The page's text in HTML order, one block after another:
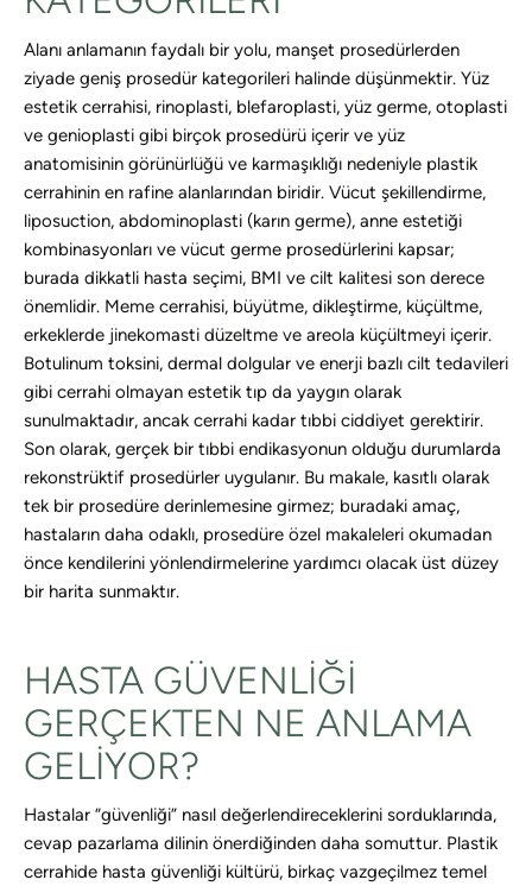
Alanı anlamanın faydalı bir yolu, manşet prosedürlerden
ziyade geniş prosedür kategorileri halinde düşünmektir. Yüz
estetik cerrahisi, rinoplasti, blefaroplasti, yüz germe, otoplasti
ve genioplasti gibi birçok prosedürü içerir ve yüz
anatomisinin görünürlüğü ve karmaşıklığı nedeniyle plastik
cerrahinin en rafine alanlarından biridir. Vücut şekillendirme,
liposuction, abdominoplasti (karın germe), anne estetiği
kombinasyonları ve vücut germe prosedürlerini kapsar;
burada dikkatli hasta seçimi, BMI ve cilt kalitesi son derece
önemlidir. Meme cerrahisi, büyütme, dikleştirme, küçültme,
erkeklerde jinekomasti düzeltme ve areola küçültmeyi içerir.
Botulinum toksini, dermal dolgular ve enerji bazlı cilt tedavileri
gibi cerrahi olmayan estetik tıp da yaygın olarak
sunulmaktadır, ancak cerrahi kadar tıbbi ciddiyet gerektirir.
Son olarak, gerçek bir tıbbi endikasyonun olduğu durumlarda
rekonstrüktif prosedürler uygulanır. Bu makale, kasıtlı olarak
tek bir prosedüre derinlemesine girmez; buradaki amaç,
hastaların daha odaklı, prosedüre özel makaleleri okumadan
önce kendilerini yönlendirmelerine yardımcı olacak üst düzey
bir harita sunmaktır.
HASTA GÜVENLIĞI
GERÇEKTEN NE ANLAMA
GELIYOR?
Hastalar “güvenliği” nasıl değerlendireceklerini sorduklarında,
cevap pazarlama dilinin önerdiğinden daha somuttur. Plastik
cerrahide hasta güvenliği kültürü, birkaç vazgeçilmez temel